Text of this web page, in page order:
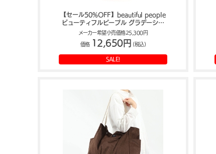
【セール50%OFF】beautiful people
ビューティフルピープル グラデーショ
ンミニバッグ 611948
メーカー希望小売価格25,300円
価格 12,650円 (税込)
SALE!